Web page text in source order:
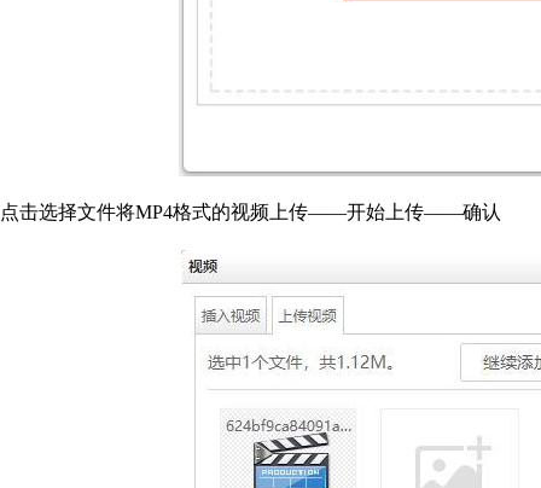
点击选择文件将MP4格式的视频上传——开始上传——确认